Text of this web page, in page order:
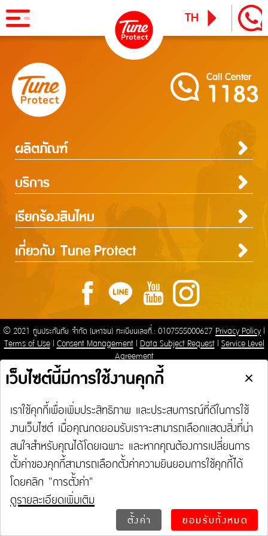
ผลิตภัณฑ์
ประกันภัยสำหรับบุคคล
ประกันภัยการเดินทาง
ทูน ทราเวล ประกันเดินทางต่างประเทศ
ประกันภัยสำหรับธุรกิจ
ประกันความเสี่ยงภัยทุกชนิดสำหรับงานรับเหมาก่อสร้าง/ติดตั้ง
เครื่องจักร
ประกันภัยความเสี่ยงภัยทุกชนิดของเครื่องจักรที่ใช้ในงาน
ก่อสร้าง
ประกันความเสี่ยงภัยทุกชนิดของอุตสาหกรรม
ความรับผิดต่อบุคคลภายนอก
ประกันภัยธุรกิจหยุดชะงัก
ประกันภัยทางทะเล และขนส่ง
ประกันอัคคีภัย
ข่าวสารและกิจกรรม
บริการ
Tune Care
Tune Connect
Lounge Pass
เรียกร้องสินไหม
บทความแนะนำ
เกี่ยวกับ Tune Protect
เกี่ยวกับ Tune Protect
ประวัติองค์กร
การกำกับดูแลกิจการ
ข้อมูลสำคัญทางการเงิน
TH
Call Center
1183
ผลิตภัณฑ์
ประกันภัยการเดินทาง
ประกันความเสี่ยงภัยทุกชนิดสำหรับงานรับเหมาก่อสร้าง/ติดตั้งเครื่องจักร
ประกันภัยความเสี่ยงภัยทุกชนิดของเครื่องจักรที่ใช้ในงานก่อสร้าง
ประกันความเสี่ยงภัยทุกชนิดของอุตสาหกรรม
ความรับผิดต่อบุคคลภายนอก
ประกันภัยธุรกิจหยุดชะงัก
ประกันภัยทางทะเล และขนส่ง
ประกันอัคคีภัย
บริการ
Tune Care
Tune Connect
แจ้งใช้สิทธิลดหย่อนภาษี
Lounge Pass
เรียกร้องสินไหม
การเรียกร้องค่าสินไหมทดแทนกรณีรักษาพยาบาลจากการเจ็บป่วย
การเรียกร้องค่าสินไหมทดแทนกรณีรักษาพยาบาลจากอุบัติเหตุ
การเดินทาง / การสูญเสียหรือเสียหายของกระเป๋าเดินทาง
การเรียกร้องค่าสินไหมทดแทนกรณีประกันภัยอุบัติเหตุส่วนบุคคล
การเรียกร้องค่าสินไหมทดแทนกรณีโรคร้ายแรง / โรคเบาหวาน
การเรียกร้องค่าสินไหมทดแทนประกันภัยบ้าน
การเรียกร้อนค่าสินไหมทดแทนประกันภัยรถยนต์
การเรียกร้องค่าสินไหมทดแทนประเภทความเสี่ยงภัยทรัพย์สิน
การเรียกร้องค่าสินไหมทดแทนประเภทอัคคีภัย
การเรียกร้องค่าสินไหมทดแทนความรับผิดต่อบุคคลภายนอก
การเรียกร้องค่าสินไหมทดแทนประกันภัยทางทะเลและขนส่ง
ประกันภัยแรงงานต่างด้าว
ประกันภัยชดเชยรายได้ ชิลชัวร์
เกี่ยวกับ Tune Protect
ข้อมูลสำคัญทางการเงิน
ร้านกระจกในเครือ
© 2021 ทูนประกันภัย จำกัด (มหาชน) ทะเบียนเลขที่.: 0107555000627 Privacy Policy |
Terms of Use| Consent Management| Data Subject Request| Service Level
Agreement